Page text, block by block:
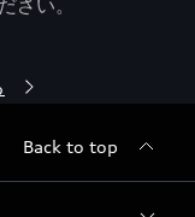
さい。
Back to top